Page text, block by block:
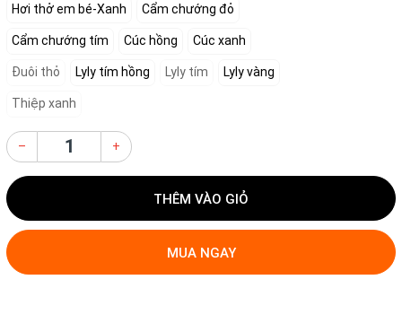
Hơi thở em bé-Xanh Cẩm chướng đỏ
Cẩm chướng tím Cúc hồng Cúc xanh
Đuôi thỏ Lyly tím hồng Lyly tím Lyly vàng
Thiệp xanh
– +
THÊM VÀO GIỎ
MUA NGAY